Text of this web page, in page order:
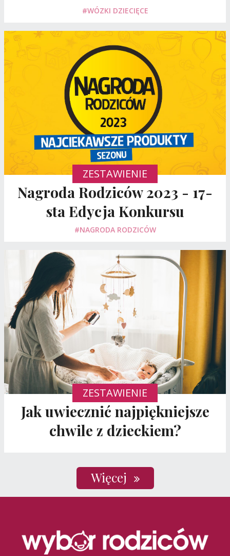
#WÓZKI DZIECIĘCE
ZESTAWIENIE
Nagroda Rodziców 2023 - 17-
sta Edycja Konkursu
#NAGRODA RODZICÓW
ZESTAWIENIE
Jak uwiecznić najpiękniejsze
chwile z dzieckiem?
Więcej